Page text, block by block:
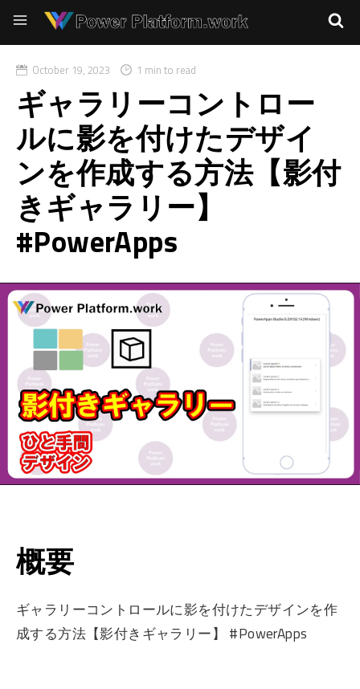
October 19, 2023 1 min to read
ギャラリーコントロー
ルに影を付けたデザイ
ンを作成する方法【影付
きギャラリー】
#PowerApps
概要
ギャラリーコントロールに影を付けたデザインを作
成する方法【影付きギャラリー】 #PowerApps